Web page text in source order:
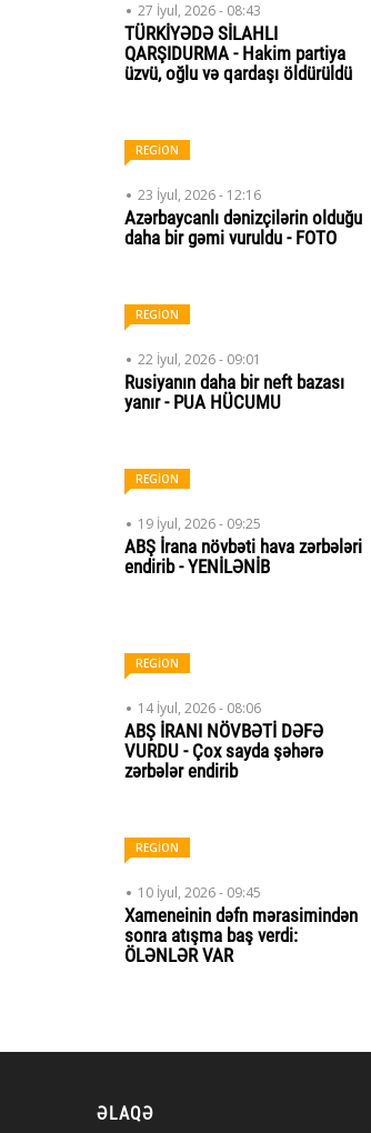
27 İyul, 2026 - 08:43
TÜRKİYƏDƏ SİLAHLI
QARŞIDURMA - Hakim partiya
üzvü, oğlu və qardaşı öldürüldü
REGİON
23 İyul, 2026 - 12:16
Azərbaycanlı dənizçilərin olduğu
daha bir gəmi vuruldu - FOTO
REGİON
22 İyul, 2026 - 09:01
Rusiyanın daha bir neft bazası
yanır - PUA HÜCUMU
REGİON
19 İyul, 2026 - 09:25
ABŞ İrana növbəti hava zərbələri
endirib - YENİLƏNİB
REGİON
14 İyul, 2026 - 08:06
ABŞ İRANI NÖVBƏTİ DƏFƏ
VURDU - Çox sayda şəhərə
zərbələr endirib
REGİON
10 İyul, 2026 - 09:45
Xameneinin dəfn mərasimindən
sonra atışma baş verdi:
ÖLƏNLƏR VAR
ƏLAQƏ